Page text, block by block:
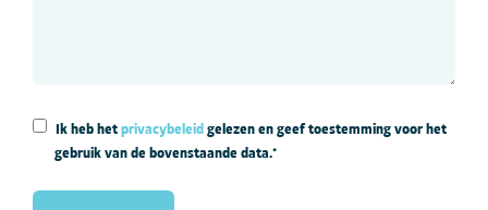
Ik heb het privacybeleid gelezen en geef toestemming voor het
gebruik van de bovenstaande data.*